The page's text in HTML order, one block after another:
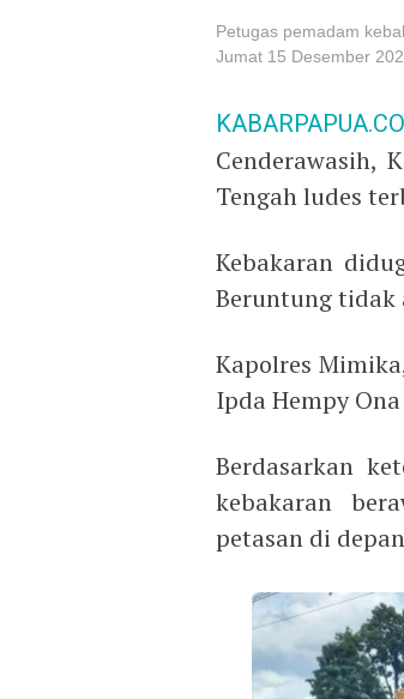
Petugas pemadam
Jumat 15 Desember
KABARPAPUA.CO
Cenderawasih,
Tengah ludes
Kebakaran
Beruntung tidak
Kapolres
Ipda Hempy
Berdasarkan
kebakaran
petasan di